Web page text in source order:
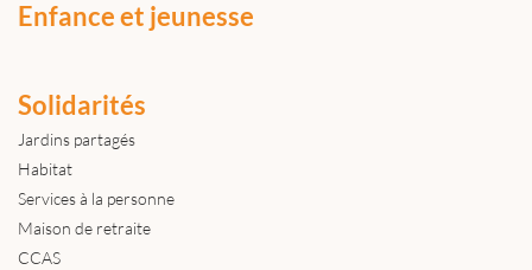
Enfance et jeunesse
Solidarités
Jardins partagés
Habitat
Services à la personne
Maison de retraite
CCAS